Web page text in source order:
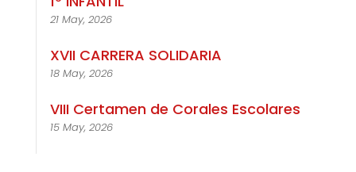
21 May, 2026
XVII CARRERA SOLIDARIA
18 May, 2026
VIII Certamen de Corales Escolares
15 May, 2026